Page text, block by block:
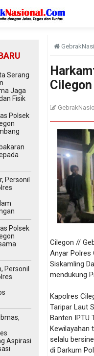
Cilegon //
Anyar Polres
Siskamling
mendukung
Kapolres
Taripar Laut
Banten IPTU
Kewilayahan
selalu
di Darkum
Serang
Jaga
Fisik
Polsek
Personil
Polsek
Personil
Aspirasi